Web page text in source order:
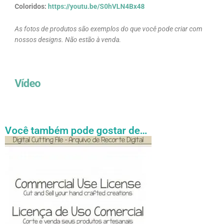
Coloridos: https://youtu.be/S0hVLN4Bx48
As fotos de produtos são exemplos do que você pode criar com
nossos designs. Não estão à venda.
Vídeo
Você também pode gostar de…
Faixa
de
R$ 54.89
Este
variantes.
As
podem